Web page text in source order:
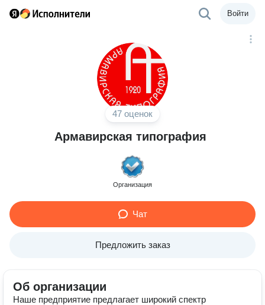
Войти
47 оценок
Армавирская типография
Организация
Чат
Предложить заказ
Об организации
Наше предприятие предлагает широкий спектр